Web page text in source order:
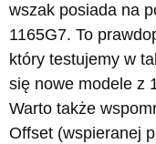
wszak posiada na
1165G7. To
który testujemy w
się nowe modele z
Warto także
Offset (wspieranej